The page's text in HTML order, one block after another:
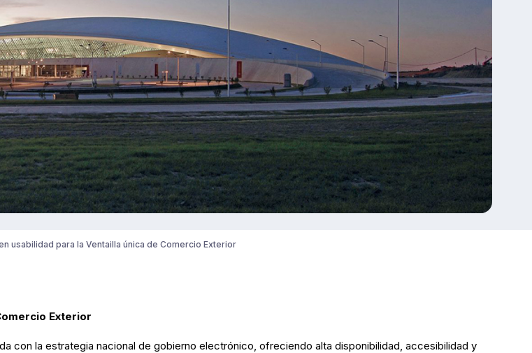
usabilidad para la Ventailla única de Comercio Exterior
Exterior
con la estrategia nacional de gobierno electrónico, ofreciendo alta disponibilidad, accesibilidad y